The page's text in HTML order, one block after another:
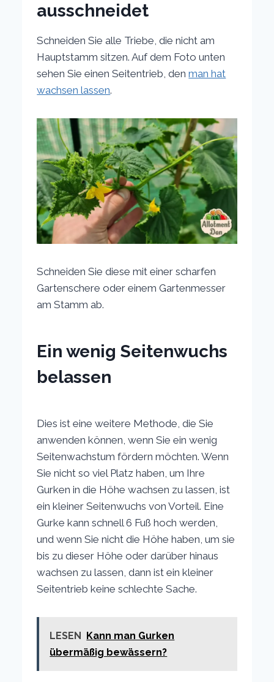
ausschneidet
Schneiden Sie alle Triebe, die nicht am
Hauptstamm sitzen. Auf dem Foto unten
sehen Sie einen Seitentrieb, denman hat
wachsen lassen.
Schneiden Sie diese mit einer scharfen
Gartenschere oder einem Gartenmesser
am Stamm ab.
Ein wenig Seitenwuchs
belassen
Dies ist eine weitere Methode, die Sie
anwenden können, wenn Sie ein wenig
Seitenwachstum fördern möchten. Wenn
Sie nicht so viel Platz haben, um Ihre
Gurken in die Höhe wachsen zu lassen, ist
ein kleiner Seitenwuchs von Vorteil. Eine
Gurke kann schnell 6 Fuß hoch werden,
und wenn Sie nicht die Höhe haben, um sie
bis zu dieser Höhe oder darüber hinaus
wachsen zu lassen, dann ist ein kleiner
Seitentrieb keine schlechte Sache.
LESEN Kann man Gurken
übermäßig bewässern?